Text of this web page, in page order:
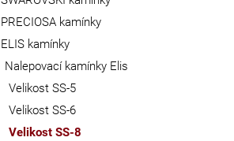
PRECIOSA kamínky
ELIS kamínky
Nalepovací kamínky Elis
Velikost SS-5
Velikost SS-6
Velikost SS-8